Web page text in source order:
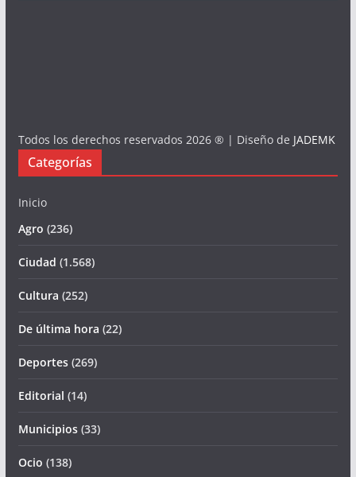
Todos los derechos reservados 2026 ® | Diseño de JADEMK
Categorías
Inicio
Agro (236)
Ciudad (1.568)
Cultura (252)
De última hora (22)
Deportes(269)
Editorial (14)
Municipios(33)
Ocio (138)